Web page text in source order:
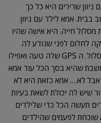
שרירים היא כל כך
בבית. אמא לילד עם ניוון
חייה. היא אישה שהיו
לחלום לפני שנודע לה
שילדיה חולים, וכבר נאלצה לשנות מסלול. ה GPS שלה טעה ואפילו
שהיא בסך הכל עוד אמא
אבל לא…. אמא כזאת היא לא
שיש לה יכולת לשאת בעיות
תעשה הכל כדי שלילדים
שוכחת לפעמים שהילדים